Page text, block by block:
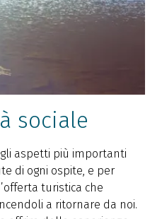
sociale
aspetti più importanti
di ogni ospite, e per
turistica che
a ritornare da noi.